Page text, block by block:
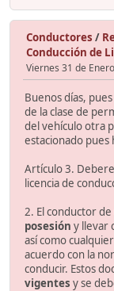
Conductores /
Conducción de
Viernes 31 de
Buenos días,
de la clase de
del vehículo otra
estacionado
Artículo 3.
licencia de
2. El conductor
posesión y llevar
así como
acuerdo con la
conducir. Estos
vigentes y se